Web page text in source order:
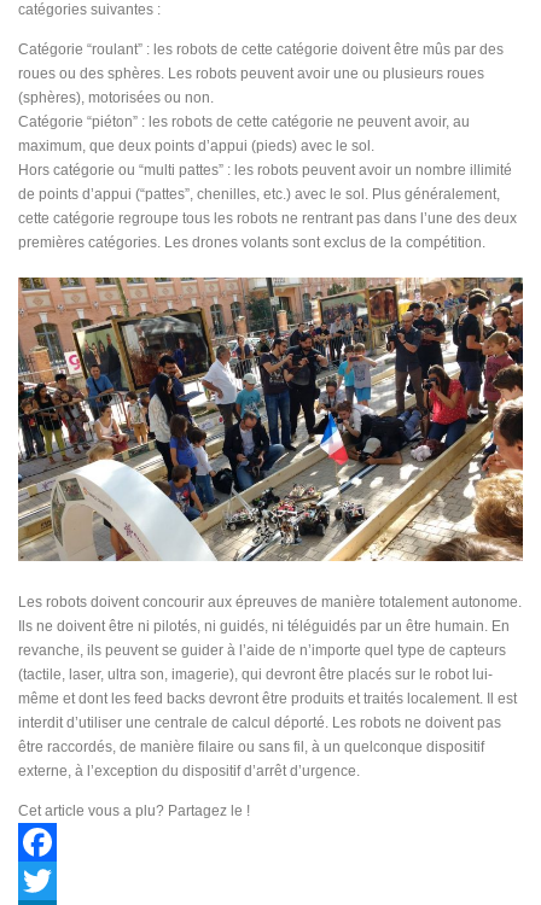
catégories suivantes :
Catégorie “roulant” : les robots de cette catégorie doivent être mûs par des
roues ou des sphères. Les robots peuvent avoir une ou plusieurs roues
(sphères), motorisées ou non.
Catégorie “piéton” : les robots de cette catégorie ne peuvent avoir, au
maximum, que deux points d’appui (pieds) avec le sol.
Hors catégorie ou “multi pattes” : les robots peuvent avoir un nombre illimité
de points d’appui (“pattes”, chenilles, etc.) avec le sol. Plus généralement,
cette catégorie regroupe tous les robots ne rentrant pas dans l’une des deux
premières catégories. Les drones volants sont exclus de la compétition.
Les robots doivent concourir aux épreuves de manière totalement autonome.
Ils ne doivent être ni pilotés, ni guidés, ni téléguidés par un être humain. En
revanche, ils peuvent se guider à l’aide de n’importe quel type de capteurs
(tactile, laser, ultra son, imagerie), qui devront être placés sur le robot lui-
même et dont les feed backs devront être produits et traités localement. Il est
interdit d’utiliser une centrale de calcul déporté. Les robots ne doivent pas
être raccordés, de manière filaire ou sans fil, à un quelconque dispositif
externe, à l’exception du dispositif d’arrêt d’urgence.
Cet article vous a plu? Partagez le !
Facebook